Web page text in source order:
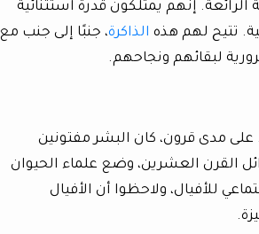
الرائعة. إنهم يمتلكون قدرة استثنائية
تتيح لهم هذه الذاكرة، جنبًا إلى جنب مع
لبقائهم ونجاحهم.
مدى قرون، كان البشر مفتونين
القرن العشرين، وضع علماء الحيوان
للأفيال، ولاحظوا أن الأفيال